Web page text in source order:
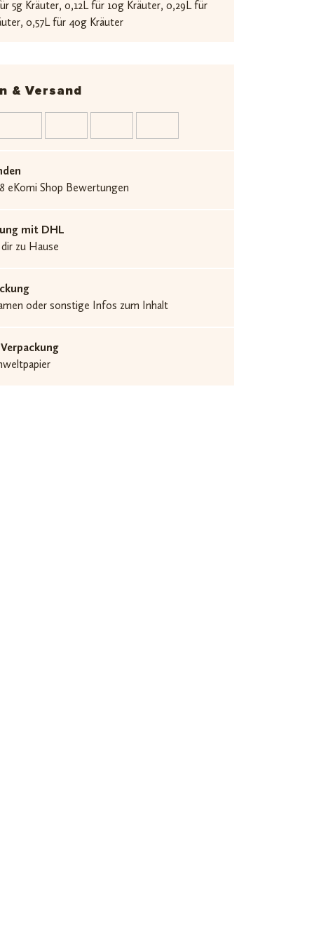
5g Kräuter, 0,12L für 10g Kräuter, 0,29L für
0,57L für 40g Kräuter
& Versand
eKomi Shop Bewertungen
mit DHL
zu Hause
oder sonstige Infos zum Inhalt